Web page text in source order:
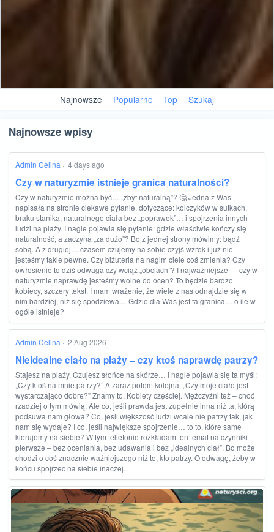
Najnowsze Popularne Top Szukaj
Najnowsze wpisy
Admin Celina · 4 days ago
Czy w naturyzmie istnieje granica naturalności?
Czy w naturyzmie można być… „zbyt naturalną”? 🤔 Jedna z Was
napisała na stronie ciekawe pytanie, dotyczące: kolczyków w sutkach,
braku stanika, naturalnego ciała bez „poprawek”… i spojrzenia innych
ludzi na plaży. I nagle pojawia się pytanie: gdzie właściwie kończy się
naturalność, a zaczyna „za dużo”? Bo z jednej strony mówimy: bądź
sobą. A z drugiej… czasem czujemy na sobie czyjś wzrok i już nie
jesteśmy takie pewne. Czy biżuteria na nagim ciele coś zmienia? Czy
owłosienie to dziś odwaga czy wciąż „obciach”? I najważniejsze — czy w
naturyzmie naprawdę jesteśmy wolne od ocen? To będzie bardzo
kobiecy, szczery tekst. I mam wrażenie, że wiele z nas odnajdzie się w
nim bardziej, niż się spodziewa… Gdzie dla Was jest ta granica… o ile w
ogóle istnieje?
Admin Celina · 2 Aug 2026
Nieidealne ciało na plaży – czy ktoś naprawdę patrzy?
Stajesz na plaży. Czujesz słońce na skórze… i nagle pojawia się ta myśl:
„Czy ktoś na mnie patrzy?” A zaraz potem kolejna: „Czy moje ciało jest
wystarczająco dobre?” Znamy to. Kobiety częściej. Mężczyźni też – choć
rzadziej o tym mówią. Ale co, jeśli prawda jest zupełnie inna niż ta, którą
podsuwa nam głowa? Co, jeśli większość ludzi wcale nie patrzy tak, jak
nam się wydaje? I co, jeśli największe spojrzenie… to to, które same
kierujemy na siebie? W tym felietonie rozkładam ten temat na czynniki
pierwsze – bez oceniania, bez udawania i bez „idealnych ciał”. Bo może
chodzi o coś znacznie ważniejszego niż to, kto patrzy. O odwagę, żeby w
końcu spojrzeć na siebie inaczej.